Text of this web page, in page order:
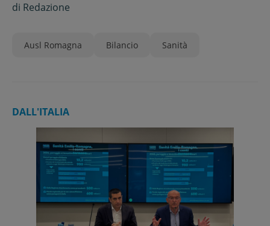
di Redazione
Ausl Romagna Bilancio Sanità
DALL'ITALIA